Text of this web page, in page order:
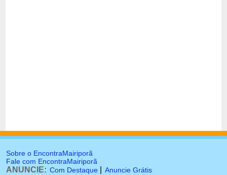
Sobre o EncontraMairiporã
Fale com EncontraMairiporã
ANUNCIE: Com Destaque Anuncie Grátis